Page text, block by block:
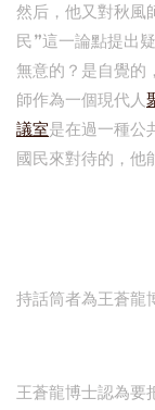
然后，他又對秋風
民”這一論點提出
無意的？是自覺的
師作為一個現代人
議室是在過一種公
國民來對待的，他
持話筒者為王蒼龍
王蒼龍博士認為要